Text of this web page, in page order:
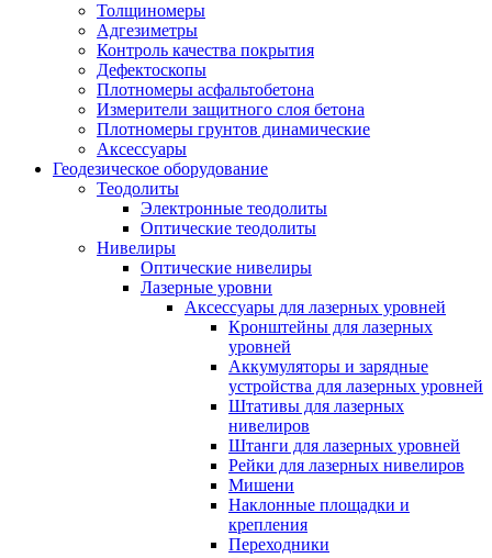
Толщиномеры
Адгезиметры
Контроль качества покрытия
Дефектоскопы
Плотномеры асфальтобетона
Измерители защитного слоя бетона
Плотномеры грунтов динамические
Аксессуары
Геодезическое оборудование
Теодолиты
Электронные теодолиты
Оптические теодолиты
Нивелиры
Оптические нивелиры
Лазерные уровни
Аксессуары для лазерных уровней
Кронштейны для лазерных
уровней
Аккумуляторы и зарядные
устройства для лазерных уровней
Штативы для лазерных
нивелиров
Штанги для лазерных уровней
Рейки для лазерных нивелиров
Мишени
Наклонные площадки и
крепления
Переходники